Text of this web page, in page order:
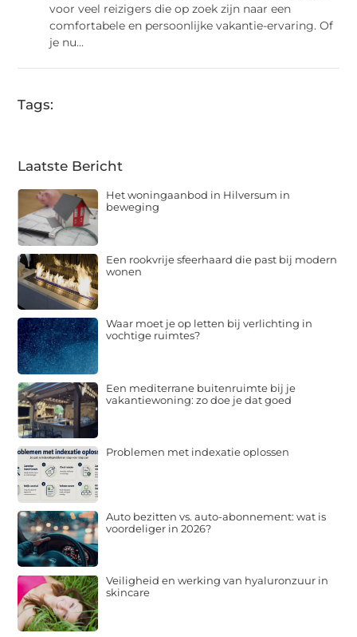
voor veel reizigers die op zoek zijn naar een
comfortabele en persoonlijke vakantie-ervaring. Of
je nu...
Tags:
Laatste Bericht
Het woningaanbod in Hilversum in
beweging
Een rookvrije sfeerhaard die past bij modern
wonen
Waar moet je op letten bij verlichting in
vochtige ruimtes?
Een mediterrane buitenruimte bij je
vakantiewoning: zo doe je dat goed
Problemen met indexatie oplossen
Auto bezitten vs. auto-abonnement: wat is
voordeliger in 2026?
Veiligheid en werking van hyaluronzuur in
skincare